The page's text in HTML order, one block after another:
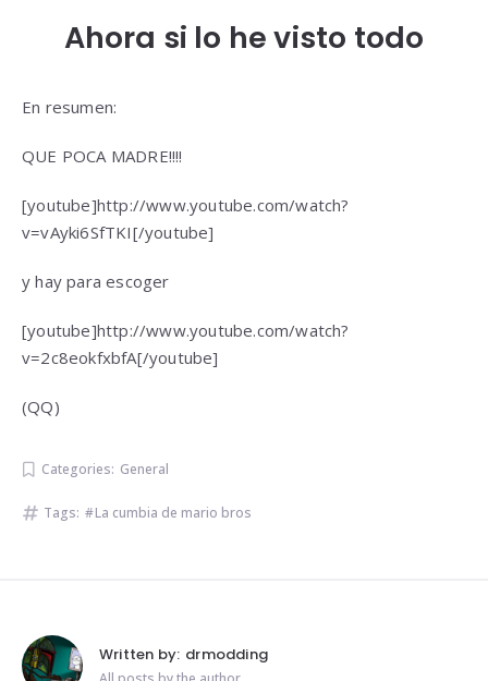
Ahora si lo he visto todo
En resumen:
QUE POCA MADRE!!!!
[youtube]http://www.youtube.com/watch?
v=vAyki6SfTKI[/youtube]
y hay para escoger
[youtube]http://www.youtube.com/watch?
v=2c8eokfxbfA[/youtube]
(QQ)
Categories: General
Tags: La cumbia de mario bros
Written by: drmodding